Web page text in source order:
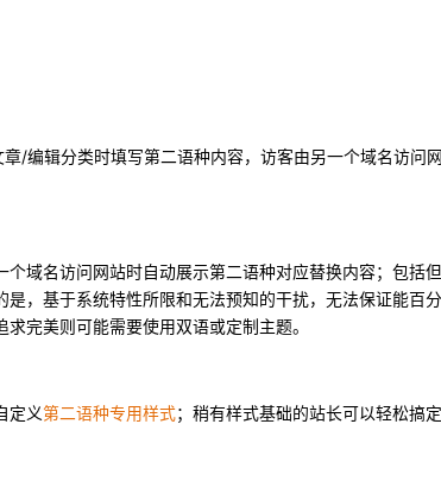
章/编辑分类时填写第二语种内容，访客由另一个域名访问
个域名访问网站时自动展示第二语种对应替换内容；包括
，基于系统特性所限和无法预知的干扰，无法保证能百
完美则可能需要使用双语或定制主题。
定义第二语种专用样式；稍有样式基础的站长可以轻松搞